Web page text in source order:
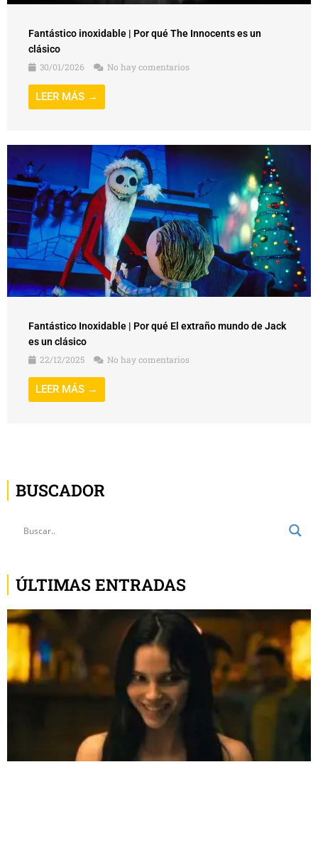
Fantástico inoxidable | Por qué The Innocents es un
clásico
30/01/2026
No hay comentarios
LEER MÁS →
Fantástico Inoxidable | Por qué El extraño mundo de Jack
es un clásico
22/12/2025
No hay comentarios
LEER MÁS →
BUSCADOR
ÚLTIMAS ENTRADAS